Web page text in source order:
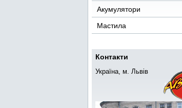
Акумулятори
Мастила
Контакти
Україна, м. Львів